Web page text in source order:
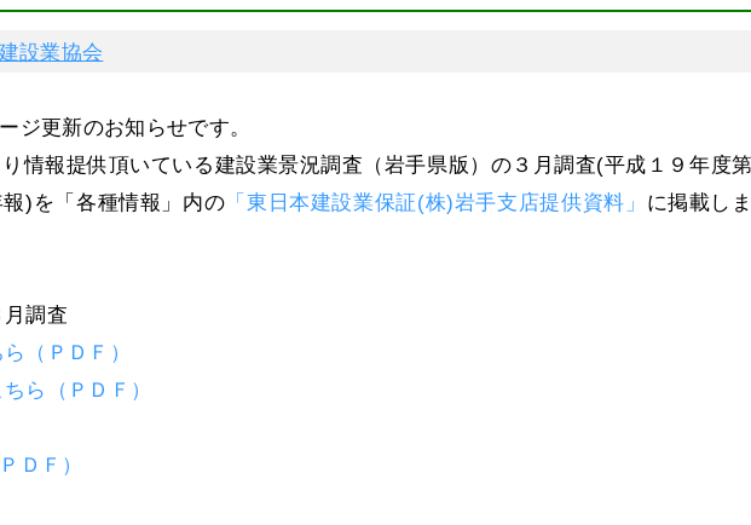
設業協会
ジ更新のお知らせです。
情報提供頂いている建設業景況調査（岩手県版）の３月調査(平成１９年度
)を「各種情報」内の 「東日本建設業保証(株)岩手支店提供資料」 に掲載し
調査
（ＰＤＦ）
ちら（ＰＤＦ）
ＤＦ）